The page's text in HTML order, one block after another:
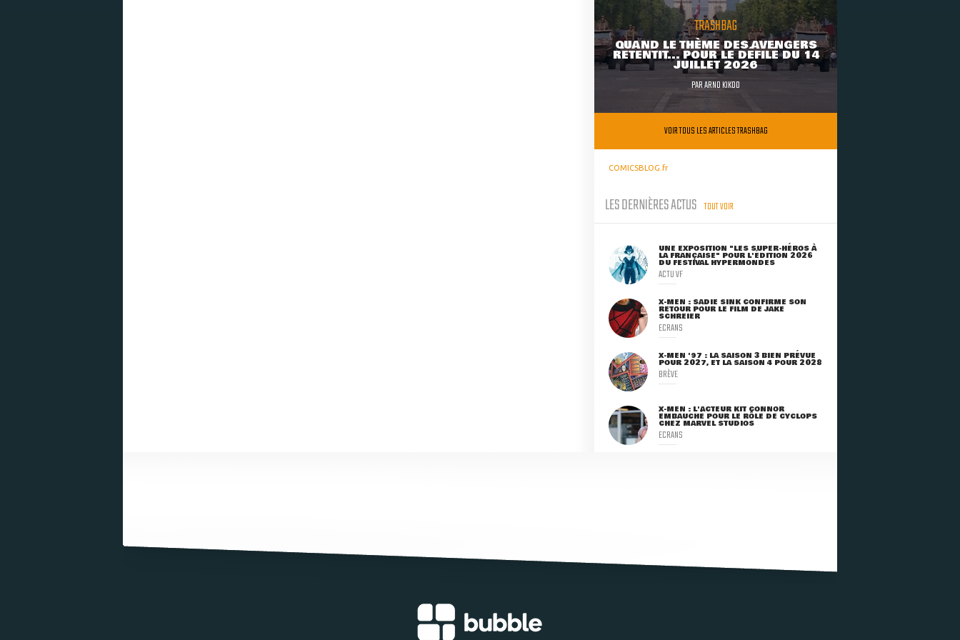
TRASHBAG
QUAND LE THÈME DES AVENGERS
RETENTIT... POUR LE DÉFILÉ DU 14
JUILLET 2026
PARARNO KIKOO
VOIR TOUS LES ARTICLES TRASHBAG
COMICSBLOG.fr
LES DERNIÈRES ACTUS TOUT VOIR
UNE EXPOSITION "LES SUPER-HÉROS À
LA FRANÇAISE" POUR L'ÉDITION 2026
DU FESTIVAL HYPERMONDES
ACTU VF
X-MEN : SADIE SINK CONFIRME SON
RETOUR POUR LE FILM DE JAKE
SCHREIER
ECRANS
X-MEN '97 : LA SAISON 3 BIEN PRÉVUE
POUR 2027, ET LA SAISON 4 POUR 2028
BRÈVE
X-MEN : L'ACTEUR KIT CONNOR
EMBAUCHÉ POUR LE RÔLE DE CYCLOPS
CHEZ MARVEL STUDIOS
ECRANS